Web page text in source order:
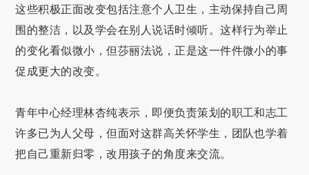
这些积极正面改变包括注意个人卫生，主动保持自己周
围的整洁，以及学会在别人说话时倾听。这样行为举止
的变化看似微小，但莎丽法说，正是这一件件微小的事
促成更大的改变。
青年中心经理林杏纯表示，即便负责策划的职工和志工
许多已为人父母，但面对这群高关怀学生，团队也学着
把自己重新归零，改用孩子的角度来交流。